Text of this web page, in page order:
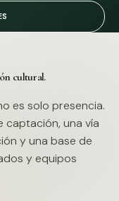
cultural.
es solo presencia.
captación, una vía
y una base de
y equipos